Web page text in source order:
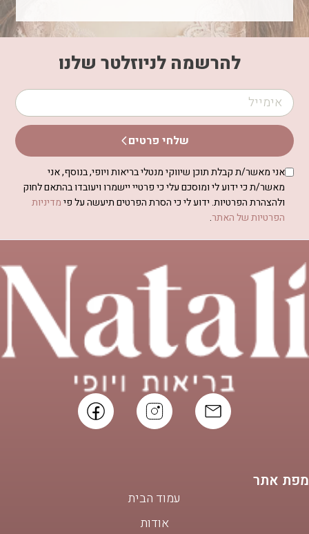
להרשמה לניוזלטר שלנו
שלחי פרטים
אני מאשר/ת קבלת תוכן שיווקי מנטלי בריאות ויופי, בנוסף, אני
מאשר/ת כי ידוע לי ומוסכם עלי כי פרטיי יישמרו ויעובדו בהתאם לחוק
ולהצהרת הפרטיות. ידוע לי כי הסרת הפרטים תיעשה על פימדיניות
הפרטיות של האתר.
מפת אתר
עמוד הבית
אודות